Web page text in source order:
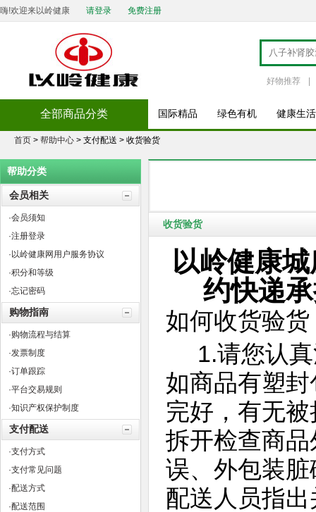
嗨!欢迎来以岭健康 请登录 免费注册
好物推荐
全部商品分类 国际精品 绿色有机 健康生活
首页 > 帮助中心 > 支付配送 > 收货验货
帮助分类
会员相关
·会员须知
·注册登录
·以岭健康网用户服务协议
·积分和等级
·忘记密码
购物指南
·购物流程与结算
·发票制度
·订单跟踪
·平台交易规则
·知识产权保护制度
支付配送
·支付方式
·支付常见问题
·配送方式
·配送范围
收货验货
以岭健康
约快递
如何收货验货
1.请您认真
如商品有塑
完好，有无
拆开检查商
误、外包装
配送人员指